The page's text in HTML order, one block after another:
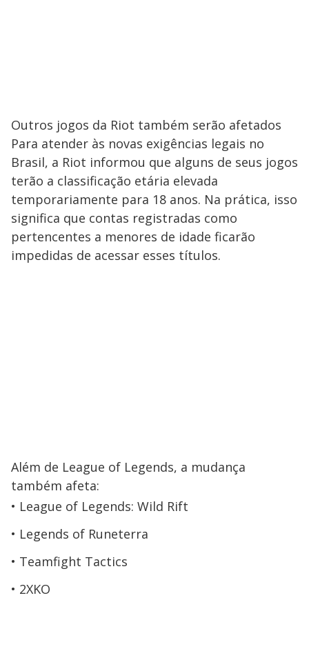
Outros jogos da Riot também serão afetados
Para atender às novas exigências legais no
Brasil, a Riot informou que alguns de seus jogos
terão a classificação etária elevada
temporariamente para 18 anos. Na prática, isso
significa que contas registradas como
pertencentes a menores de idade ficarão
impedidas de acessar esses títulos.
Além de League of Legends, a mudança
também afeta:
League of Legends: Wild Rift
Legends of Runeterra
Teamfight Tactics
2XKO